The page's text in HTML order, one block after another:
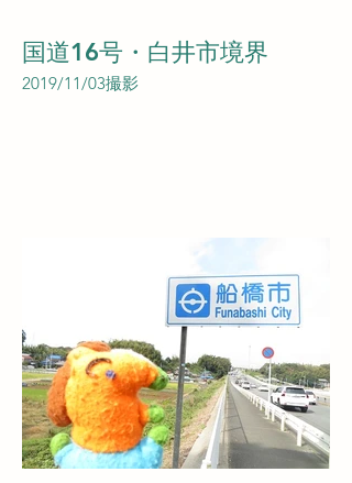
国道16号・白井市境界
2019/11/03撮影